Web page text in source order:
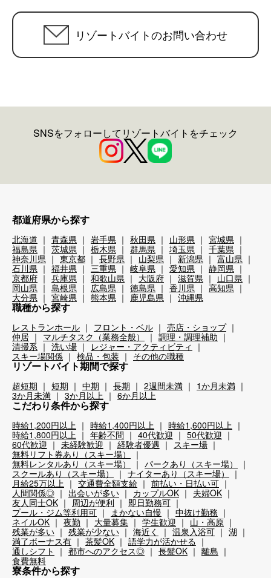
リゾートバイトのお問い合わせ
SNSをフォローしてリゾートバイトをチェック
都道府県から探す
北海道 青森県 岩手県 秋田県 山形県
宮城県
福島県
茨城県 栃木県 群馬県 埼玉県
千葉県
神奈川県
東京都 長野県 山梨県 新潟県
富山県
石川県
福井県 三重県 岐阜県 愛知県
静岡県
京都府
兵庫県 和歌山県 大阪府 滋賀県
山口県
岡山県
島根県 広島県 徳島県 香川県
高知県
大分県
宮崎県 熊本県 鹿児島県 沖縄県
職種から探す
レストランホール フロント・ベル
売店・ショップ
仲居
マルチタスク（業務全般）
調理・調理補助
清掃系
洗い場
レジャー・アクティビティ
スキー場関係
検品・包装 その他の職種
リゾートバイト期間で探す
超短期 短期 中期 長期 2週間未満
1か月未満
3か月未満
3か月以上 6か月以上
こだわり条件から探す
時給1,200円以上 時給1,400円以上
時給1,600円以上
時給1,800円以上
年齢不問 40代歓迎
50代歓迎
60代歓迎
未経験歓迎 経験者優遇
スキー場
無料リフト券あり（スキー場）
無料レンタルあり（スキー場）
パークあり（スキー場）
スクールあり（スキー場）
ナイターあり（スキー場）
月給25万以上
交通費全額支給
前払い・日払い可
人間関係◎
出会いが多い カップルOK
夫婦OK
友人同士OK
周辺が便利
即日勤務可
プール・ジム等利用可
まかない自慢
中抜け勤務
ネイルOK
夜勤 大量募集 学生歓迎
山・高原
残業が多い
残業が少ない 海近く 温泉入浴可
湖
満了ボーナス有
茶髪OK
語学力が活かせる
通しシフト
都市へのアクセス◎ 長髪OK
離島
食費無料
寮条件から探す